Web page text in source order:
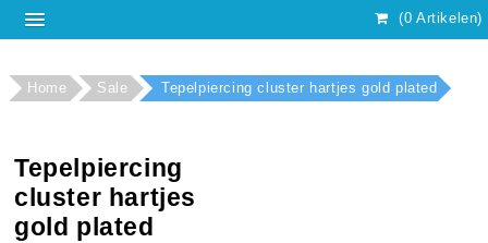
(0 Artikelen)
Home Sale Tepelpiercing cluster hartjes gold plated
Tepelpiercing
cluster hartjes
gold plated